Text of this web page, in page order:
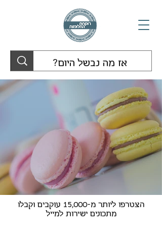
הצטרפו ליותר מ-15,000 עוקבים וקבלו
מתכונים ישירות למייל